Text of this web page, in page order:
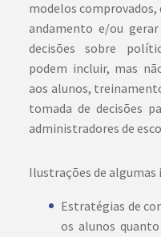
modelos
andamento e/ou
decisões sobre
podem incluir, mas
aos alunos,
tomada de decisões
administradores de
Ilustrações de
Estratégias de
os alunos